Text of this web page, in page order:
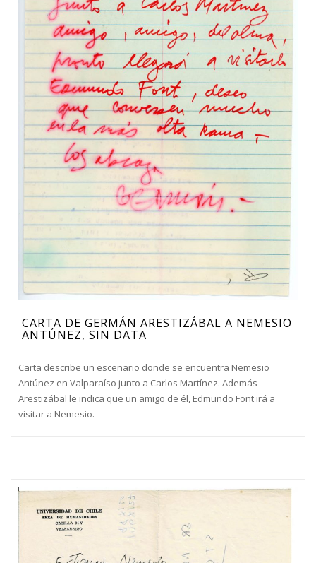
CARTA DE GERMÁN ARESTIZÁBAL A NEMESIO
ANTÚNEZ, SIN DATA
Carta describe un escenario donde se encuentra Nemesio
Antúnez en Valparaíso junto a Carlos Martínez. Además
Arestizábal le indica que un amigo de él, Edmundo Font irá a
visitar a Nemesio.